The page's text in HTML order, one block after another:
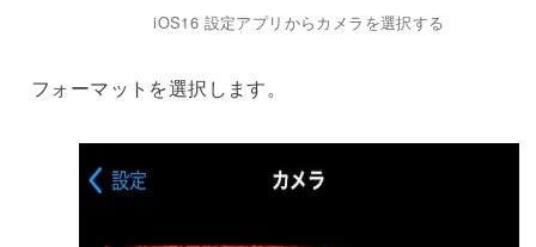
iOS16 設定アプリからカメラを選択する
フォーマットを選択します。